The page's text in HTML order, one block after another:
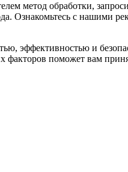
метод обработки,
Ознакомьтесь с нашими
эффективностью и
факторов поможет вам